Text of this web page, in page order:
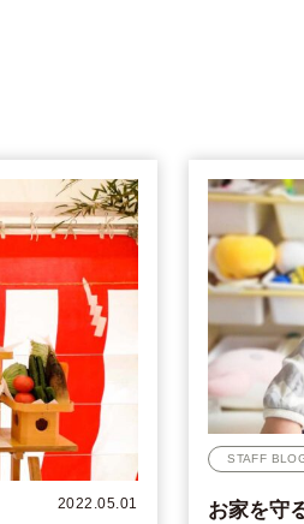
2022.05.01
STAFF
お家を守